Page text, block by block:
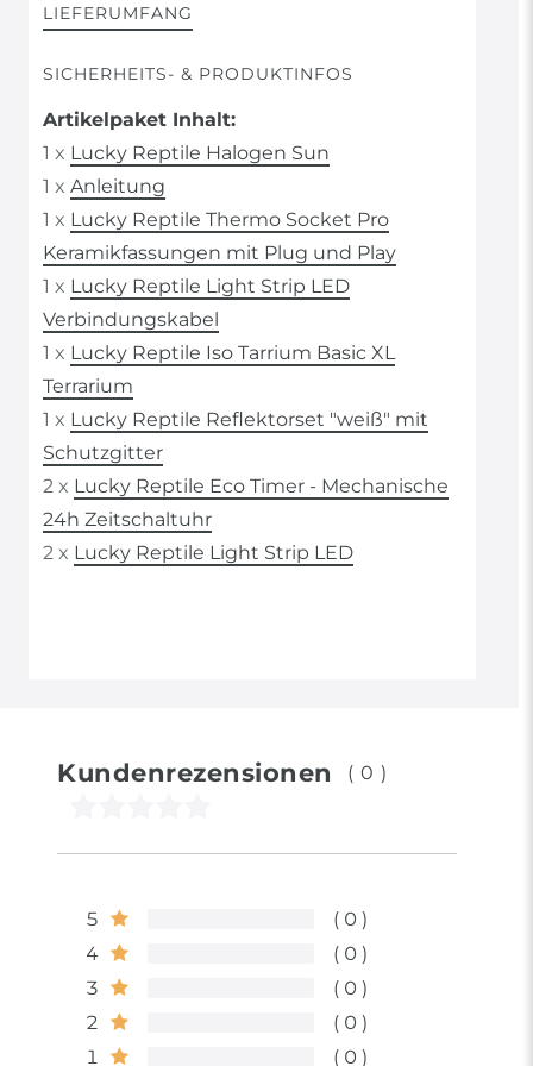
LIEFERUMFANG
SICHERHEITS- & PRODUKTINFOS
Artikelpaket Inhalt:
1 x Lucky Reptile Halogen Sun
1 x Anleitung
1 x Lucky Reptile Thermo Socket Pro
Keramikfassungen mit Plug und Play
1 x Lucky Reptile Light Strip LED
Verbindungskabel
1 x Lucky Reptile Iso Tarrium Basic XL
Terrarium
1 x Lucky Reptile Reflektorset "weiß" mit
Schutzgitter
2 x Lucky Reptile Eco Timer - Mechanische
24h Zeitschaltuhr
2 x Lucky Reptile Light Strip LED
Kundenrezensionen (0)
5
0
4
0
3
0
2
0
1
0